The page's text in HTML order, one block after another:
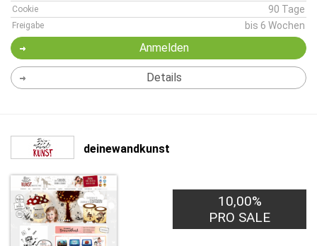
Cookie 90 Tage
Freigabe bis 6 Wochen
Anmelden
Details
deinewandkunst
10,00%
PRO SALE